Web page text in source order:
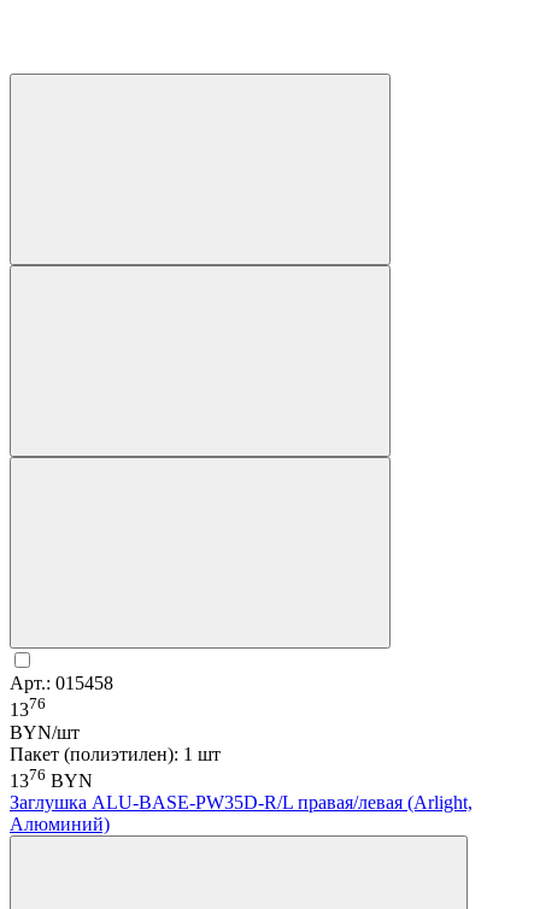
Арт.: 015458
1376
BYN/шт
Пакет (полиэтилен): 1 шт
1376 BYN
Заглушка ALU-BASE-PW35D-R/L правая/левая (Arlight,
Алюминий)